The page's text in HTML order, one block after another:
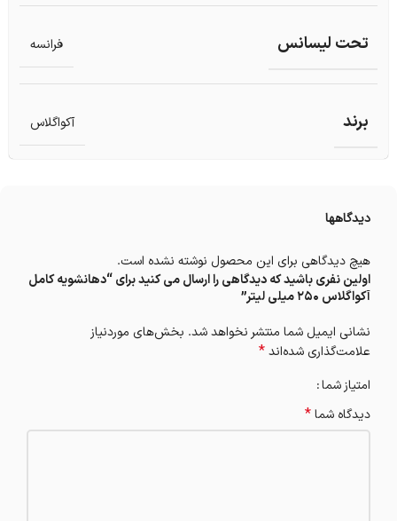
تحت لیسانس فرانسه
برند آکواگلاس
دیدگاهها
هیچ دیدگاهی برای این محصول نوشته نشده است.
اولین نفری باشید که دیدگاهی را ارسال می کنید برای “دهانشویه کامل
آکواگلاس 250 میلی لیتر”
نشانی ایمیل شما منتشر نخواهد شد. بخش‌های موردنیاز
علامت‌گذاری شده‌اند*
امتیاز شما
دیدگاه شما*